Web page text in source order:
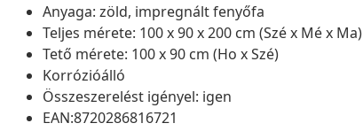
Anyaga: zöld, impregnált fenyőfa
Teljes mérete: 100 x 90 x 200 cm (Szé x Mé x Ma)
Tető mérete: 100 x 90 cm (Ho x Szé)
Korrózióálló
Összeszerelést igényel: igen
EAN:8720286816721